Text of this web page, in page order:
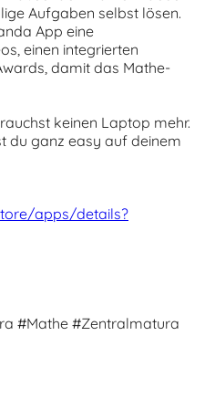
Aufgaben selbst lösen.
App eine
einen integrierten
damit das Mathe-
keinen Laptop mehr.
du ganz easy auf deinem
apps/details?
#Mathe #Zentralmatura